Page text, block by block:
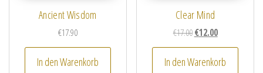
Ancient Wisdom
€17.90
In den Warenkorb
Clear Mind
€17.00 Ursprünglicher Preis
€12.00Aktueller Preis
In den Warenkorb